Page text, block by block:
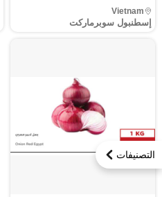
التصنيفات
إسطنبول سوبرماركت
Vietnam